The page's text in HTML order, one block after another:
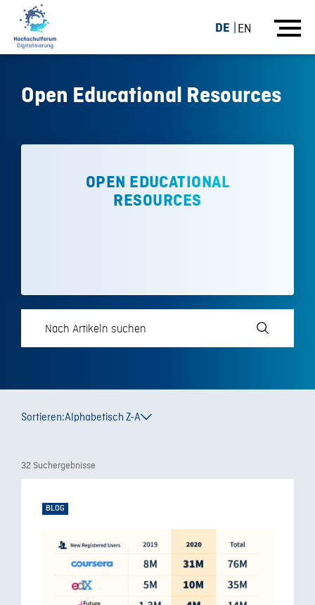
DE EN
Open Educational Resources
OPEN EDUCATIONAL
RESOURCES
Sortieren:Alphabetisch Z-A
32 Suchergebnisse
BLOG